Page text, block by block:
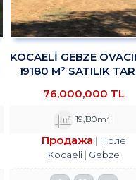
KOCAELİ GEBZE
19180 M² SATILIK
76,000,000 TL
19,180m²
Продажа
Поле
Kocaeli
Gebze